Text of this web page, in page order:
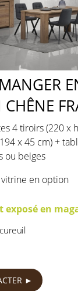
4 tiroirs (220 x
x 45 cm) +
ou beiges
en option
exposé en